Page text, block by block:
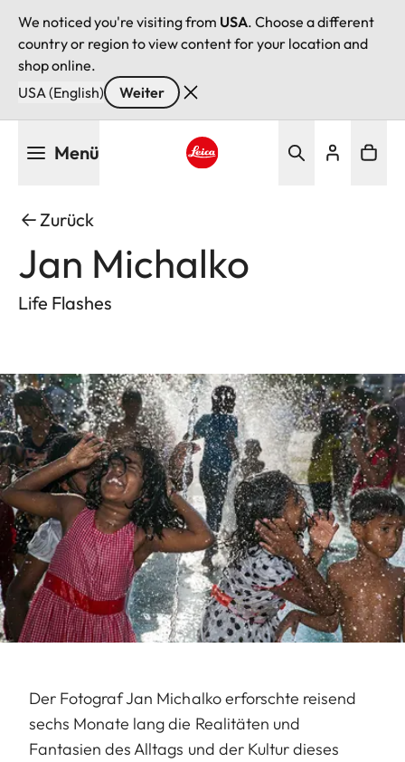
We noticed you're visiting from USA. Choose a different
country or region to view content for your location and
shop online.
USA (English)
Weiter
Menü
Zurück
Jan Michalko
Life Flashes
Der Fotograf Jan Michalko erforschte reisend
sechs Monate lang die Realitäten und
Fantasien des Alltags und der Kultur dieses